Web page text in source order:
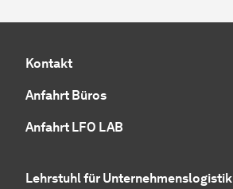
Kontakt
Anfahrt Büros
Anfahrt LFO LAB
Lehrstuhl für Unternehmenslogistik